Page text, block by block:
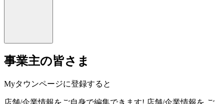
事業主の皆さま
Myタウンページに登録すると